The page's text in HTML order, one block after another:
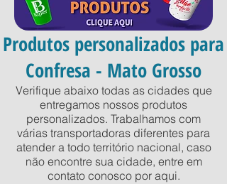
Produtos personalizados para
Confresa - Mato Grosso
Verifique abaixo todas as cidades que
entregamos nossos produtos
personalizados. Trabalhamos com
várias transportadoras diferentes para
atender a todo território nacional, caso
não encontre sua cidade, entre em
contato conosco por aqui.